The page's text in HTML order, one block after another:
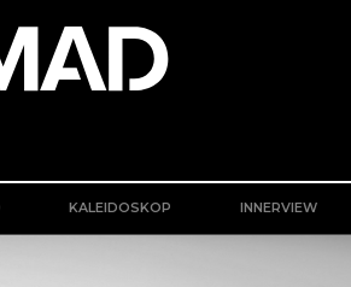
KALEIDOSKOP INNERVIEW